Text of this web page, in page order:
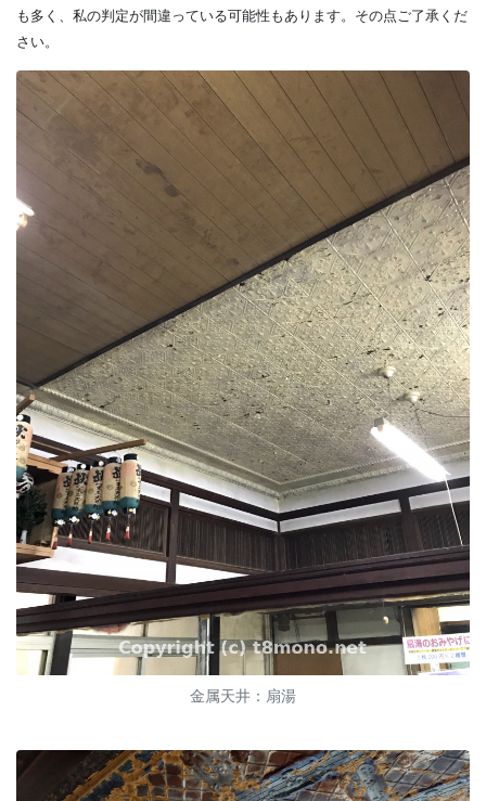
も多く、私の判定が間違っている可能性もあります。その点ご了承くだ
さい。
金属天井：扇湯